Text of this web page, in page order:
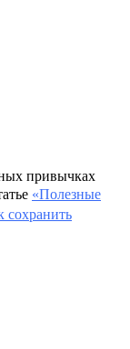
привычках
«Полезные